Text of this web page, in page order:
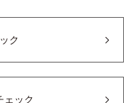
ク
ェック